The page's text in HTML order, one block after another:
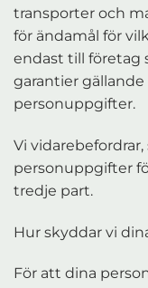
transporter och
för ändamål för
endast till företag
garantier
personuppgifter.
Vi
personuppgifter
tredje part.
Hur skyddar vi
För att dina